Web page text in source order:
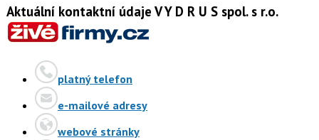
Aktuální kontaktní údaje V Y D R U S spol. s r.o.
platný telefon
e-mailové adresy
webové stránky